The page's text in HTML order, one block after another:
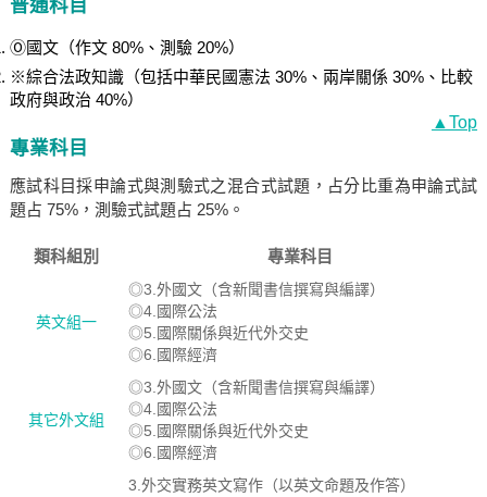
普通科目
Ⓞ國文（作文 80%、測驗 20%）
※綜合法政知識（包括中華民國憲法 30%、兩岸關係 30%、比較
政府與政治 40%）
▲Top
專業科目
應試科目採申論式與測驗式之混合式試題，占分比重為申論式試
題占 75%，測驗式試題占 25%。
類科組別 專業科目
英文組一
◎3.外國文（含新聞書信撰寫與編譯）
◎4.國際公法
◎5.國際關係與近代外交史
◎6.國際經濟
其它外文組
◎3.外國文（含新聞書信撰寫與編譯）
◎4.國際公法
◎5.國際關係與近代外交史
◎6.國際經濟
3.外交實務英文寫作（以英文命題及作答）